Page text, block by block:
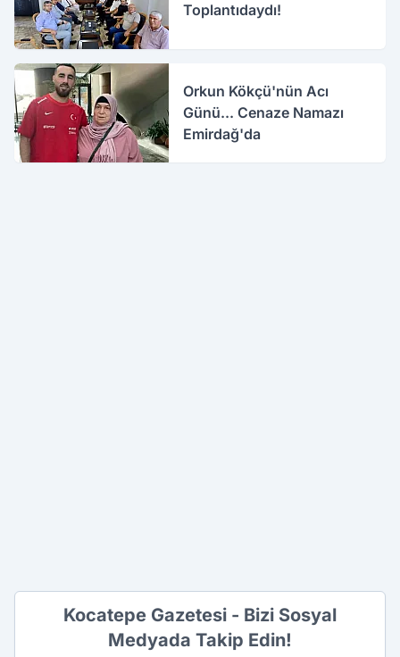
Toplantıdaydı!
Orkun Kökçü'nün Acı
Günü... Cenaze Namazı
Emirdağ'da
Kocatepe Gazetesi - Bizi Sosyal
Medyada Takip Edin!